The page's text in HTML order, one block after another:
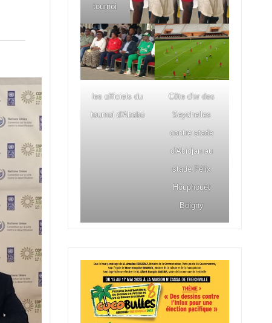
tournoi
les officiels du
tournoi d'Abobo
Côte d'or des
Seychelles
contre stade
d'Abidjan au
stade Félix
Houphouët
Boigny